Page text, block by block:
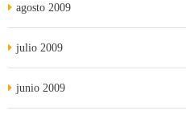
agosto 2009
julio 2009
junio 2009